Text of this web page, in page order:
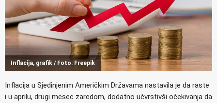
Inflacija, grafik / Foto: Freepik
Inflacija u Sjedinjenim Američkim Državama nastavila je da raste
i u aprilu, drugi mesec zaredom, dodatno učvrstivši očekivanja da